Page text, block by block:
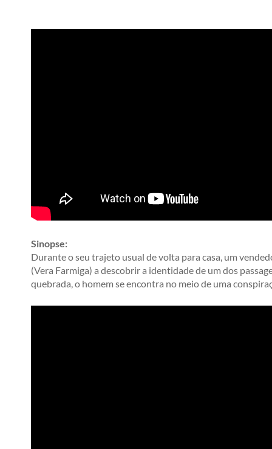
Sinopse:
Durante o seu trajeto usual de volta para casa, um
(Vera Farmiga) a descobrir a identidade de um dos
quebrada, o homem se encontra no meio de uma